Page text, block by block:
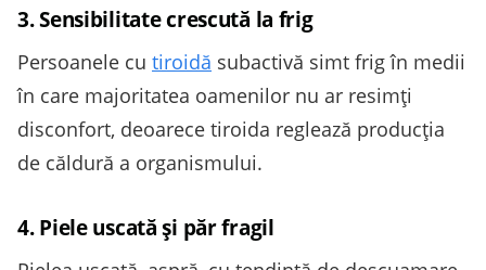
3. Sensibilitate crescută la frig
Persoanele cu tiroidă subactivă simt frig în medii
în care majoritatea oamenilor nu ar resimți
disconfort, deoarece tiroida reglează producția
de căldură a organismului.
4. Piele uscată și păr fragil